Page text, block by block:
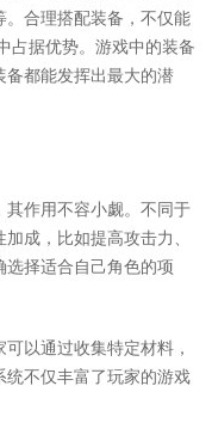
。合理搭配装备，不仅能
占据优势。游戏中的装备
备都能发挥出最大的潜
其作用不容小觑。不同于
成，比如提高攻击力、
择适合自己角色的项
以通过收集特定材料，
统不仅丰富了玩家的游戏